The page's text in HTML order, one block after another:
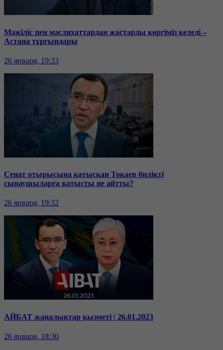
Мәжіліс пен мәслихаттардан жастарды көргіміз келеді –
Астана тұрғындары
26 января, 19:33
Сенат отырысына қатысқан Тоқаев билікті
сынаушыларға қатысты не айтты?
26 января, 19:32
АЙБАТ жаңалықтар қызметі | 26.01.2023
26 января, 18:30